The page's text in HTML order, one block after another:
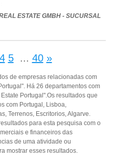
ESTATE GMBH - SUCURSAL
4 5 ... 40 »
de empresas relacionadas com
Há 26 departamentos com
Portugal".Os resultados que
com Portugal, Lisboa,
Terrenos, Escritorios, Algarve.
para esta pesquisa com o
e financeiros das
de uma atividade ou
mostrar esses resultados.